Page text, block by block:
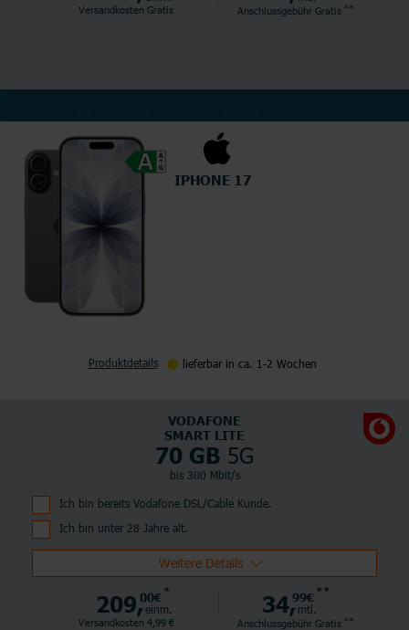
Versandkosten Gratis Anschlussgebühr Gratis **
IPHONE 17
Produktdetails lieferbar in ca. 1-2 Wochen
VODAFONE
SMART LITE
70 GB 5G
bis 300 Mbit/s
Ich bin bereits Vodafone DSL/Cable Kunde.
Ich bin unter 28 Jahre alt.
Weitere Details
209,00€ *
einm.
Versandkosten 4,99 €
34,99€ **
mtl.
Anschlussgebühr Gratis **